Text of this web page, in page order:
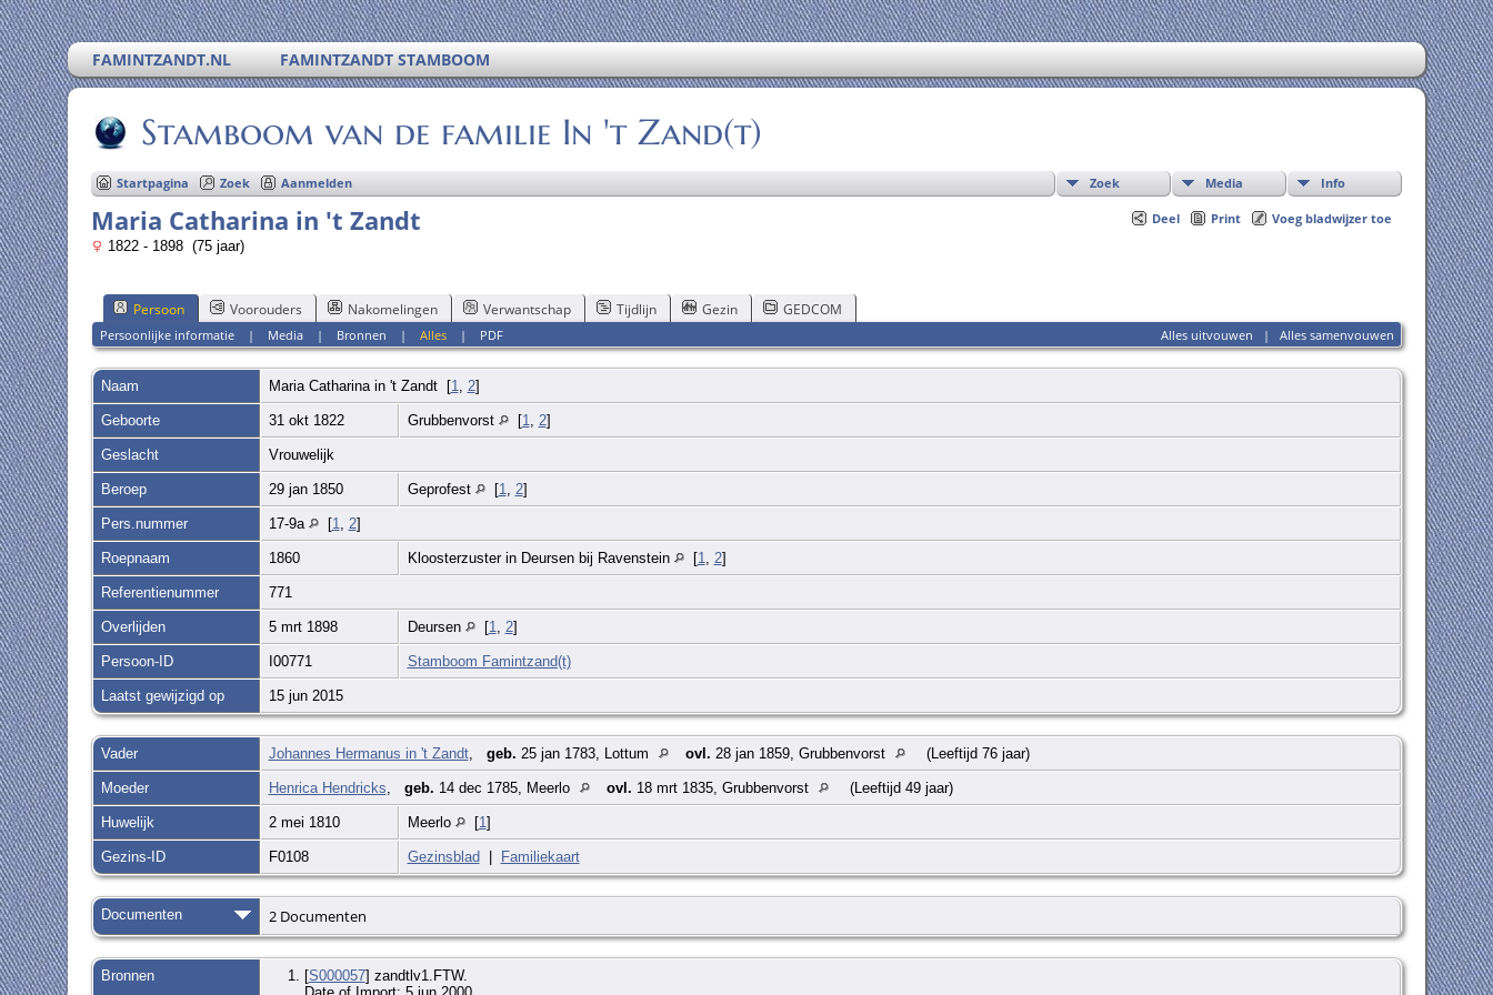
FAMINTZANDT.NL FAMINTZANDT STAMBOOM
Stamboom van de familie In 't Zand(t)
Zoek Media Info
Startpagina Zoek Aanmelden
Deel Print Voeg bladwijzer toe
Maria Catharina in 't Zandt
1822 - 1898 (75 jaar)
Persoon Voorouders Nakomelingen Verwantschap Tijdlijn Gezin GEDCOM
Alles uitvouwen | Alles samenvouwen
Persoonlijke informatie | Media | Bronnen |Alles | PDF
Naam Maria Catharina in 't Zandt[1 2]
Geboorte 31 okt 1822 Grubbenvorst [1 2]
Geslacht Vrouwelijk
Beroep 29 jan 1850 Geprofest [1 2]
Pers.nummer 17-9a [1 2]
Roepnaam 1860 Kloosterzuster in Deursen bij Ravenstein [1 2]
Referentienummer 771
Overlijden 5 mrt 1898 Deursen [1 2]
Persoon-ID I00771 Stamboom Famintzand(t)
Laatst gewijzigd op 15 jun 2015
Vader Johannes Hermanus in 't Zandt, geb. 25 jan 1783, Lottum ovl. 28 jan 1859, Grubbenvorst (Leeftijd 76 jaar)
Moeder Henrica Hendricks geb. 14 dec 1785, Meerlo ovl. 18 mrt 1835, Grubbenvorst (Leeftijd 49 jaar)
Huwelijk 2 mei 1810 Meerlo [1 ]
Gezins-ID F0108 Gezinsblad Familiekaart
Documenten 2 Documenten
Bronnen [S000057] zandtlv1.FTW.